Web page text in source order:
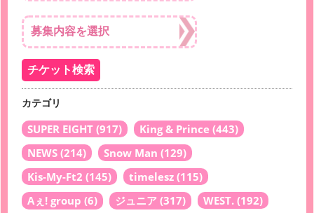
カテゴリ
SUPER EIGHT (917) King & Prince (443)
NEWS (214) Snow Man (129)
Kis-My-Ft2 (145) timelesz (115)
Aぇ! group (6) ジュニア (317) WEST. (192)